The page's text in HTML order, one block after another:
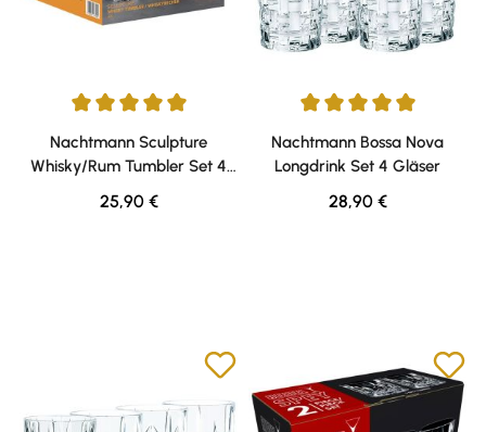
Durchschnittliche Bewertung von 5 von 5 Sternen
Nachtmann Sculpture
Whisky/Rum Tumbler Set 4
Gläser
Regulärer Preis:
25,90 €
Durchschnittliche Bewertung
Nachtmann Bossa Nova
Longdrink Set 4 Gläser
Regulärer Preis:
28,90 €